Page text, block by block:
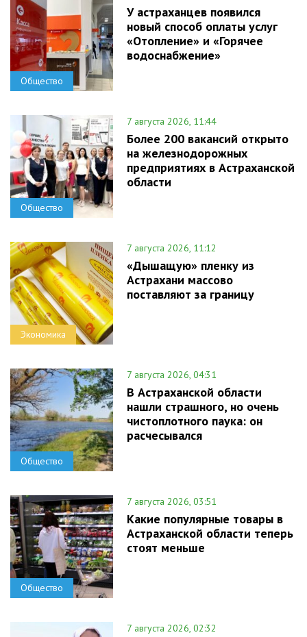
Общество
У астраханцев появился
новый способ оплаты услуг
«Отопление» и «Горячее
водоснабжение»
Общество
7 августа 2026, 11:44
Более 200 вакансий открыто
на железнодорожных
предприятиях в Астраханской
области
Экономика
7 августа 2026, 11:12
«Дышащую» пленку из
Астрахани массово
поставляют за границу
Общество
7 августа 2026, 04:31
В Астраханской области
нашли страшного, но очень
чистоплотного паука: он
расчесывался
Общество
7 августа 2026, 03:51
Какие популярные товары в
Астраханской области теперь
стоят меньше
7 августа 2026, 02:32